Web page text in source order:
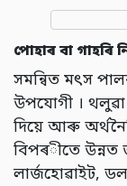
পোহাৰ বা গাহৰি
সমন্বিত মৎস
উপযোগী । থলুৱা
দিয়ে আৰু
বিপৰীতে উন্নত
লাৰ্জহোৱাইট,